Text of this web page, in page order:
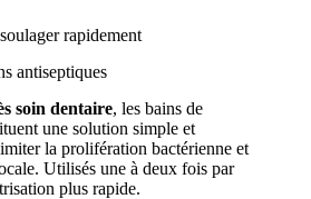
rapidement
antiseptiques
soin dentaire, les bains de
une solution simple et
la prolifération bactérienne et
Utilisés une à deux fois par
plus rapide.